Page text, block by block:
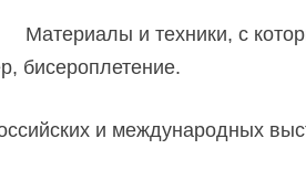
Материалы и техники, с
бисероплетение.
и международных